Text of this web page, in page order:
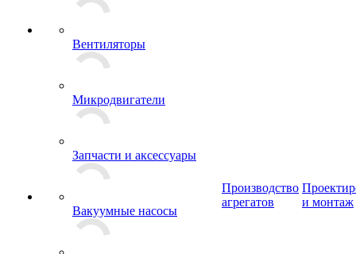
Вентиляторы
Микродвигатели
Запчасти и аксессуары
Вакуумные насосы
Производство
агрегатов
и монтаж